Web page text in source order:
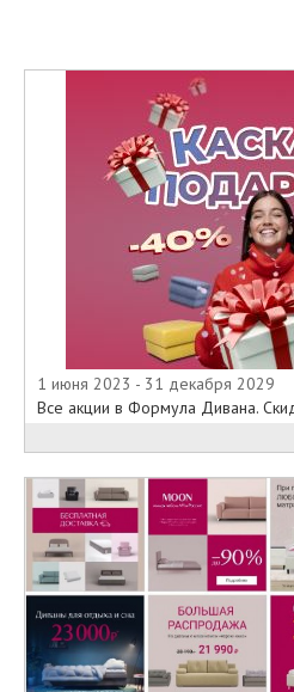
1 июня 2023 - 31 декабря 2029
Все акции в Формула Дивана.